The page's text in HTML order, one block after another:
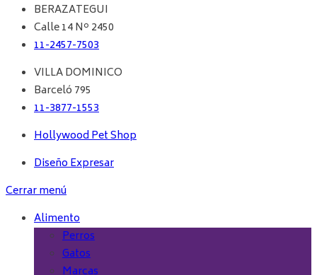
BERAZATEGUI
Calle 14 Nº 2450
11-2457-7503
VILLA DOMINICO
Barceló 795
11-3877-1553
Hollywood Pet Shop
Diseño Expresar
Cerrar menú
Alimento
Perros
Gatos